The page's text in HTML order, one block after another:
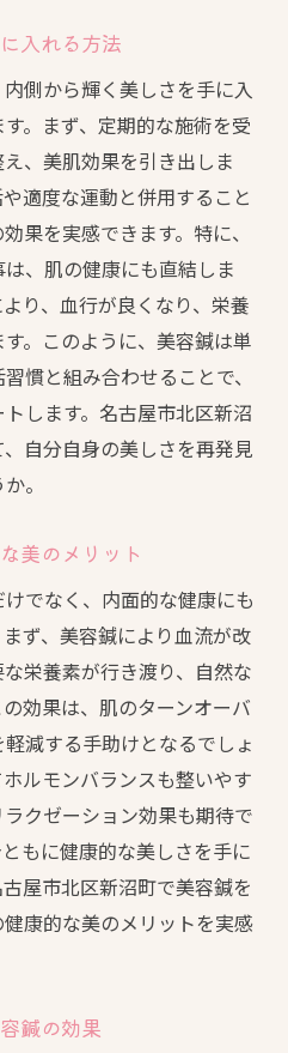
入れる方法
側から輝く美しさを手に入
。まず、定期的な施術を受
、美肌効果を引き出しま
適度な運動と併用すること
果を実感できます。特に、
、肌の健康にも直結しま
り、血行が良くなり、栄養
。このように、美容鍼は単
慣と組み合わせることで、
します。名古屋市北区新沼
自分自身の美しさを再発見
。
美のメリット
でなく、内面的な健康にも
ず、美容鍼により血流が改
栄養素が行き渡り、自然な
効果は、肌のターンオーバ
減する手助けとなるでしょ
ルモンバランスも整いやす
クゼーション効果も期待で
もに健康的な美しさを手に
屋市北区新沼町で美容鍼を
康的な美のメリットを実感
鍼の効果